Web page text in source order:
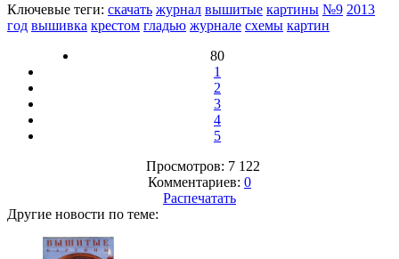
Ключевые теги: скачать журнал вышитые картины №9 2013
год вышивка крестом гладью журнале схемы картин
80
1
2
3
4
5
Просмотров: 7 122
Комментариев: 0
Распечатать
Другие новости по теме: